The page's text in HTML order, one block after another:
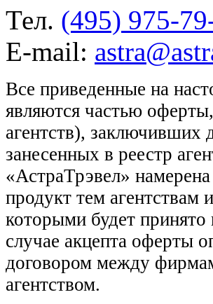
Тел. (495) 975-
E-mail:
Все приведенные на
являются частью
агентств),
занесенных в реестр
«АстраТрэвел»
продукт тем агентствам
которыми будет
случае акцепта оферты
договором между
агентством.